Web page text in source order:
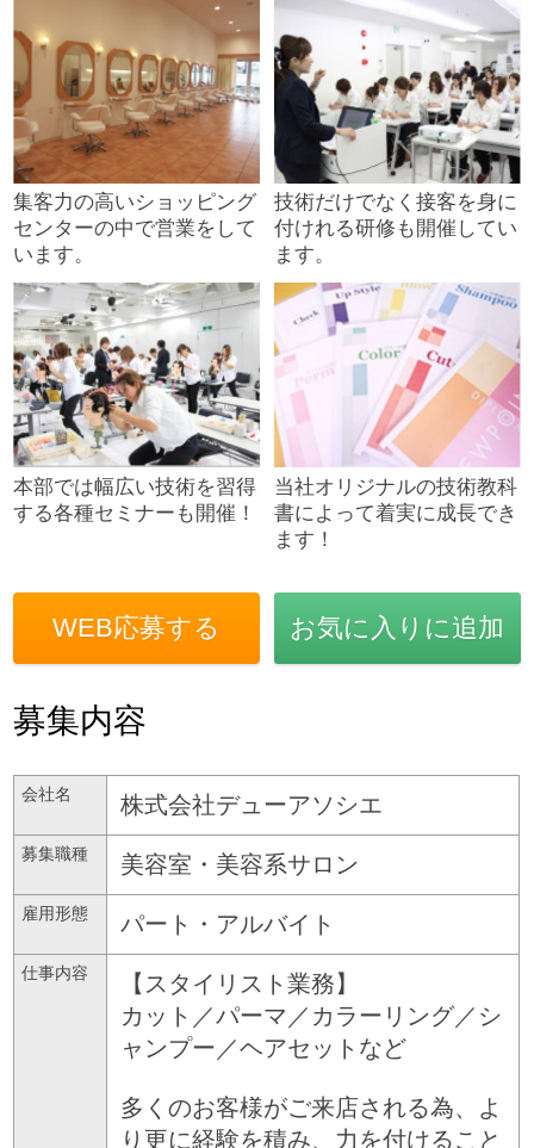
集客力の高いショッピング
センターの中で営業をして
います。
技術だけでなく接客を身に
付けれる研修も開催してい
ます。
本部では幅広い技術を習得
する各種セミナーも開催！
当社オリジナルの技術教科
書によって着実に成長でき
ます！
WEB応募する お気に入りに追加
募集内容
会社名 株式会社デューアソシエ
募集職種 美容室・美容系サロン
雇用形態 パート・アルバイト
仕事内容
【スタイリスト業務】
カット／パーマ／カラーリング／シ
ャンプー／ヘアセットなど
多くのお客様がご来店される為、よ
り更に経験を積み、力を付けること